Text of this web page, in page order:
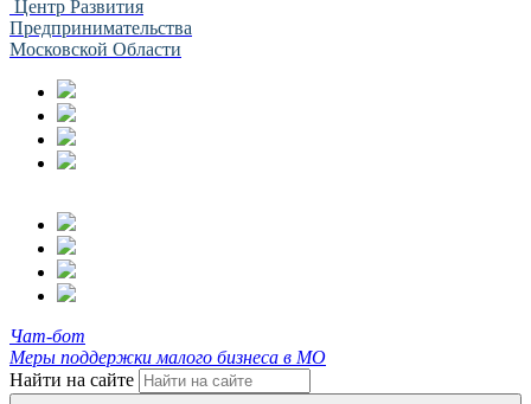
Центр Развития
Предпринимательства
Московской Области
Чат-бот
Меры поддержки малого бизнеса в МО
Найти на сайте